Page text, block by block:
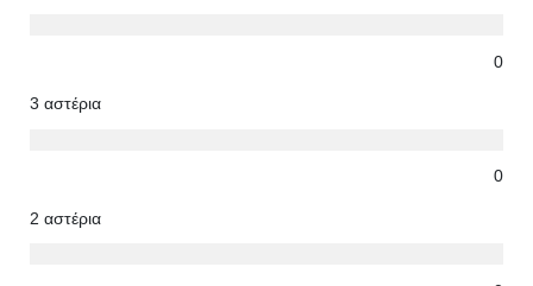
0
3 αστέρια
0
2 αστέρια